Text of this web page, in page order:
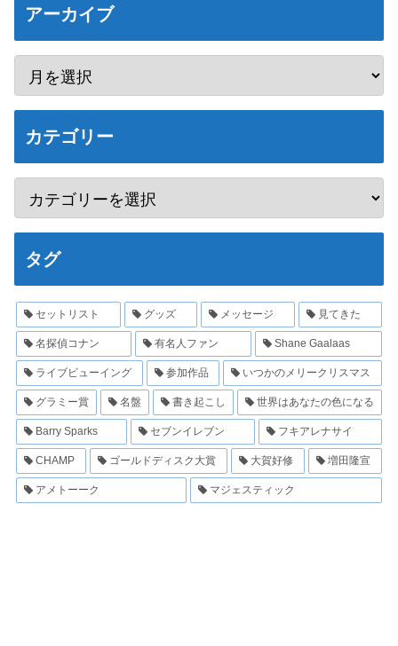
アーカイブ
カテゴリー
タグ
セットリスト グッズ メッセージ 見てきた
名探偵コナン 有名人ファン Shane Gaalaas
ライブビューイング 参加作品 いつかのメリークリスマス
グラミー賞 名盤 書き起こし 世界はあなたの色になる
Barry Sparks セブンイレブン フキアレナサイ
CHAMP ゴールドディスク大賞 大賀好修 増田隆宣
アメトーーク マジェスティック